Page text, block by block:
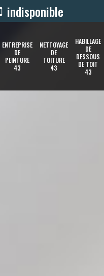
indisponible
ENTREPRISE
DE
PEINTURE
43
NETTOYAGE
DE
TOITURE
43
HABILLAGE
DE
DESSOUS
DE TOIT
43